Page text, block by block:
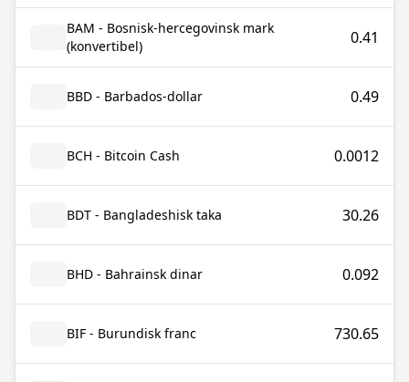
BAM - Bosnisk-hercegovinsk mark
(konvertibel)
0.41
BBD - Barbados-dollar 0.49
BCH - Bitcoin Cash 0.0012
BDT - Bangladeshisk taka 30.26
BHD - Bahrainsk dinar 0.092
BIF - Burundisk franc 730.65